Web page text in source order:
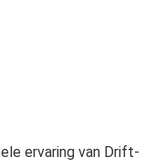
ervaring van Drift-